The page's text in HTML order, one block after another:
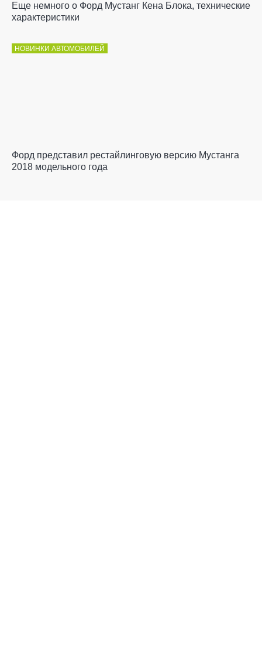
Еще немного о Форд Мустанг Кена Блока, технические
характеристики
НОВИНКИ АВТОМОБИЛЕЙ
Форд представил рестайлинговую версию Мустанга
2018 модельного года